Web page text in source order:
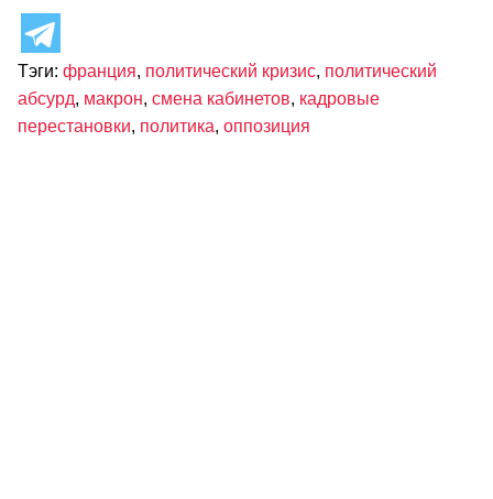
Тэги: франция, политический кризис, политический
абсурд, макрон, смена кабинетов, кадровые
перестановки, политика, оппозиция